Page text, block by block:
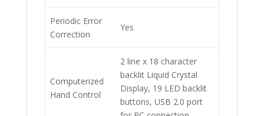
Periodic Error
Correction
Yes
Computerized
Hand Control
2 line x 18 character
backlit Liquid Crystal
Display, 19 LED backlit
buttons, USB 2.0 port